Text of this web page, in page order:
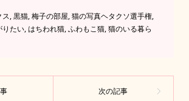
ス,黒猫,梅子の部屋,猫の写真ヘタクソ選手権,
りたい,はちわれ猫,ふわもこ猫,猫のいる暮ら